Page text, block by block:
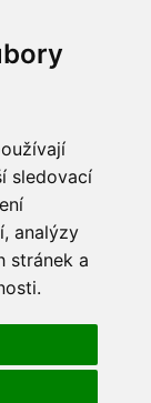
sledovací
analýzy
stránek a
K NÁM?